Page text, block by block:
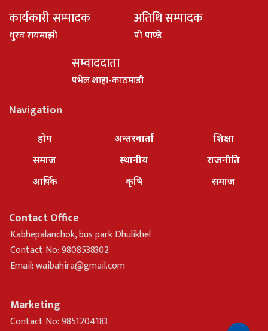
कार्यकारी सम्पादक
धु्रव रायमाझी
अतिथि सम्पादक
पी पाण्डे
सम्वाददाता
पभेल शाहा-काठमाडौ
Navigation
होम
समाज
आर्थिक
अन्तरवार्ता
स्थानीय
कृषि
शिक्षा
राजनीति
समाज
Contact Office
Kabhepalanchok, bus park Dhulikhel
Contact No: 9808538302
Email:waibahira@gmail.com
Marketing
Contact No: 9851204183